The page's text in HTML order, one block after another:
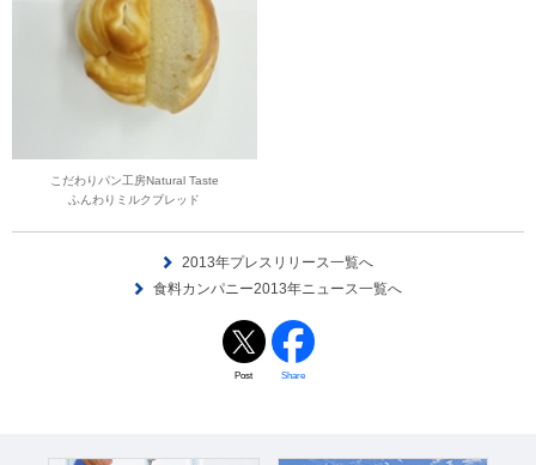
こだわりパン工房Natural Taste
ふんわりミルクブレッド
2013年プレスリリース一覧へ
食料カンパニー2013年ニュース一覧へ
Post Share